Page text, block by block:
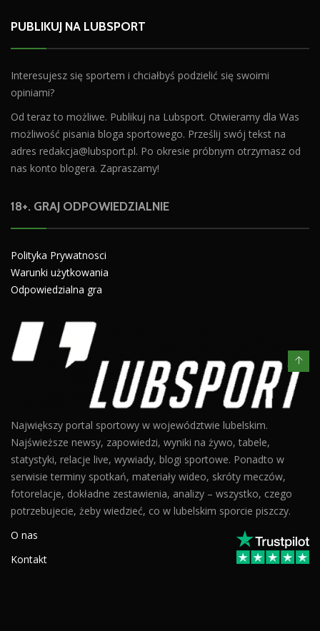
PUBLIKUJ NA LUBSPORT
Interesujesz się sportem i chciałbyś podzielić się swoimi
opiniami?
Od teraz to możliwe. Publikuj na Lubsport. Otwieramy dla Was
możliwość pisania bloga sportowego. Prześlij swój tekst na
adres redakcja@lubsport.pl. Po okresie próbnym otrzymasz od
nas konto blogera. Zapraszamy!
18+. GRAJ ODPOWIEDZIALNIE
Polityka Prywatnosci
Warunki użytkowania
Odpowiedzialna gra
Największy portal sportowy w województwie lubelskim.
Najświeższe newsy, zapowiedzi, wyniki na żywo, tabele,
statystyki, relacje live, wywiady, blogi sportowe. Ponadto w
serwisie terminy spotkań, materiały wideo, skróty meczów,
fotorelacje, dokładne zestawienia, analizy – wszystko, czego
potrzebujecie, żeby wiedzieć, co w lubelskim sporcie piszczy.
O nas
Kontakt